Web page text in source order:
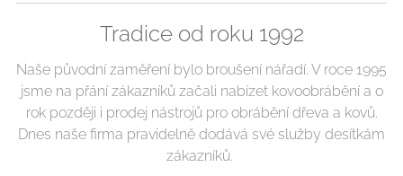
Tradice od roku 1992
Naše původní zaměření bylo broušení nářadí. V roce 1995
jsme na přání zákazníků začali nabízet kovoobrábění a o
rok později i prodej nástrojů pro obrábění dřeva a kovů.
Dnes naše firma pravidelně dodává své služby desítkám
zákazníků.